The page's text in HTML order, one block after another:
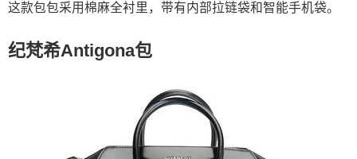
这款包包采用棉麻全衬里，带有内部拉链袋和智能手机袋。
纪梵希Antigona包